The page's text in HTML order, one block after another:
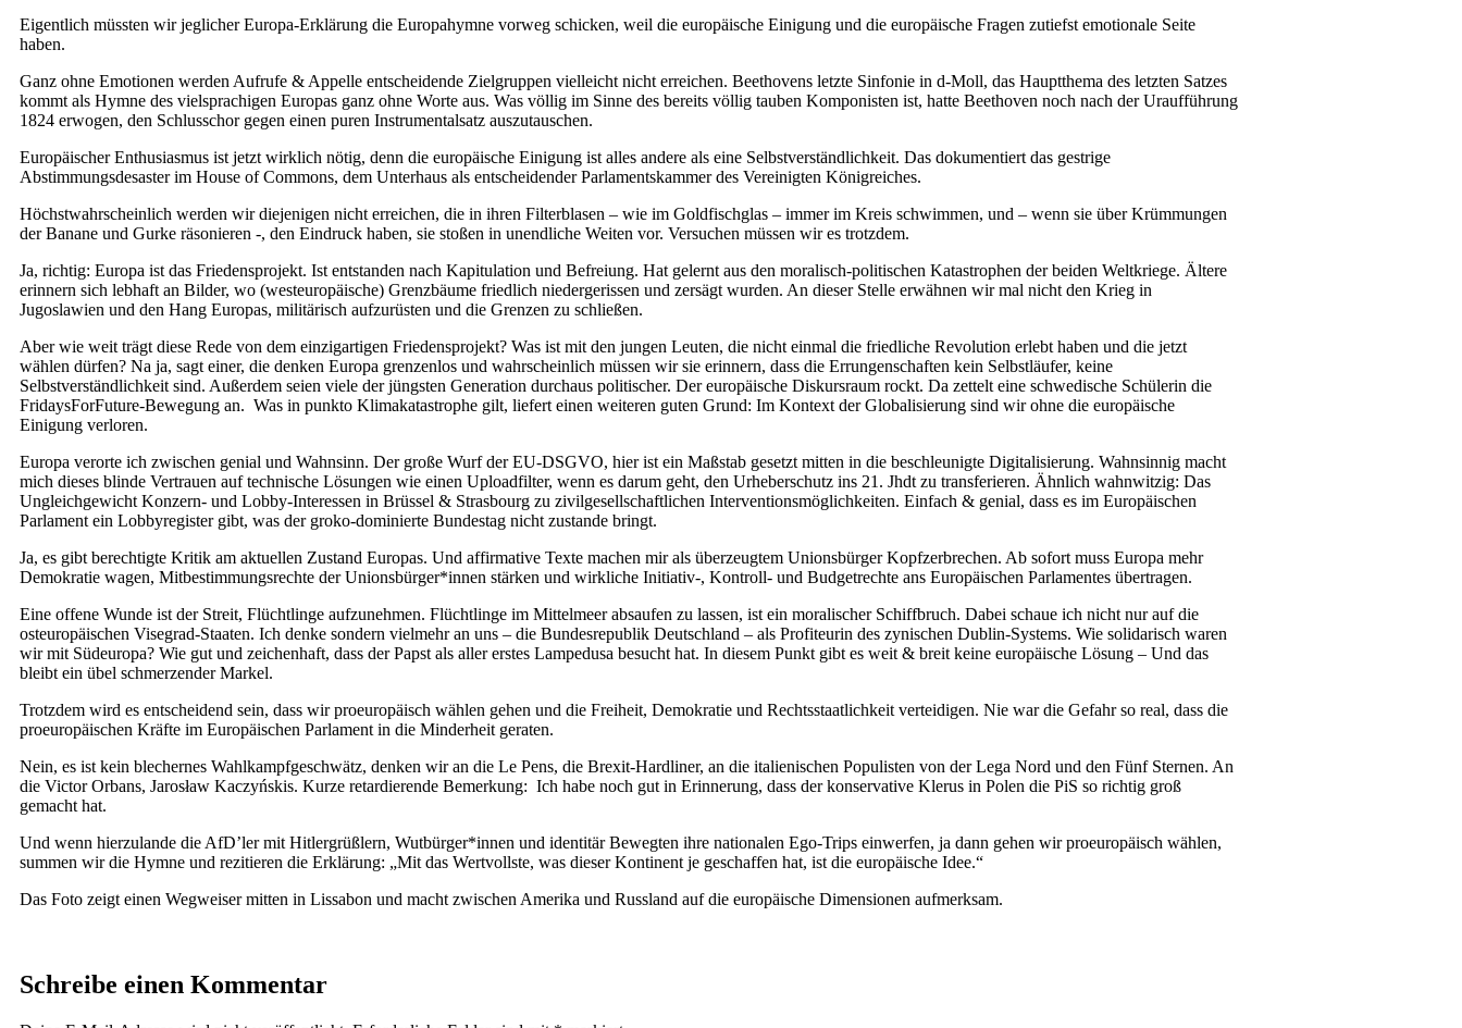
Eigentlich müssten wir jeglicher Europa-Erklärung die Europahymne vorweg schicken, weil die europäische Einigung und die europäische Fragen zutiefst emotionale Seite
haben.
Ganz ohne Emotionen werden Aufrufe & Appelle entscheidende Zielgruppen vielleicht nicht erreichen. Beethovens letzte Sinfonie in d-Moll, das Hauptthema des letzten Satzes
kommt als Hymne des vielsprachigen Europas ganz ohne Worte aus. Was völlig im Sinne des bereits völlig tauben Komponisten ist, hatte Beethoven noch nach der Uraufführung
1824 erwogen, den Schlusschor gegen einen puren Instrumentalsatz auszutauschen.
Europäischer Enthusiasmus ist jetzt wirklich nötig, denn die europäische Einigung ist alles andere als eine Selbstverständlichkeit. Das dokumentiert das gestrige
Abstimmungsdesaster im House of Commons, dem Unterhaus als entscheidender Parlamentskammer des Vereinigten Königreiches.
Höchstwahrscheinlich werden wir diejenigen nicht erreichen, die in ihren Filterblasen – wie im Goldfischglas – immer im Kreis schwimmen, und – wenn sie über Krümmungen
der Banane und Gurke räsonieren -, den Eindruck haben, sie stoßen in unendliche Weiten vor. Versuchen müssen wir es trotzdem.
Ja, richtig: Europa ist das Friedensprojekt. Ist entstanden nach Kapitulation und Befreiung. Hat gelernt aus den moralisch-politischen Katastrophen der beiden Weltkriege. Ältere
erinnern sich lebhaft an Bilder, wo (westeuropäische) Grenzbäume friedlich niedergerissen und zersägt wurden. An dieser Stelle erwähnen wir mal nicht den Krieg in
Jugoslawien und den Hang Europas, militärisch aufzurüsten und die Grenzen zu schließen.
Aber wie weit trägt diese Rede von dem einzigartigen Friedensprojekt? Was ist mit den jungen Leuten, die nicht einmal die friedliche Revolution erlebt haben und die jetzt
wählen dürfen? Na ja, sagt einer, die denken Europa grenzenlos und wahrscheinlich müssen wir sie erinnern, dass die Errungenschaften kein Selbstläufer, keine
Selbstverständlichkeit sind. Außerdem seien viele der jüngsten Generation durchaus politischer. Der europäische Diskursraum rockt. Da zettelt eine schwedische Schülerin die
FridaysForFuture-Bewegung an. Was in punkto Klimakatastrophe gilt, liefert einen weiteren guten Grund: Im Kontext der Globalisierung sind wir ohne die europäische
Einigung verloren.
Europa verorte ich zwischen genial und Wahnsinn. Der große Wurf der EU-DSGVO, hier ist ein Maßstab gesetzt mitten in die beschleunigte Digitalisierung. Wahnsinnig macht
mich dieses blinde Vertrauen auf technische Lösungen wie einen Uploadfilter, wenn es darum geht, den Urheberschutz ins 21. Jhdt zu transferieren. Ähnlich wahnwitzig: Das
Ungleichgewicht Konzern- und Lobby-Interessen in Brüssel & Strasbourg zu zivilgesellschaftlichen Interventionsmöglichkeiten. Einfach & genial, dass es im Europäischen
Parlament ein Lobbyregister gibt, was der groko-dominierte Bundestag nicht zustande bringt.
Ja, es gibt berechtigte Kritik am aktuellen Zustand Europas. Und affirmative Texte machen mir als überzeugtem Unionsbürger Kopfzerbrechen. Ab sofort muss Europa mehr
Demokratie wagen, Mitbestimmungsrechte der Unionsbürger*innen stärken und wirkliche Initiativ-, Kontroll- und Budgetrechte ans Europäischen Parlamentes übertragen.
Eine offene Wunde ist der Streit, Flüchtlinge aufzunehmen. Flüchtlinge im Mittelmeer absaufen zu lassen, ist ein moralischer Schiffbruch. Dabei schaue ich nicht nur auf die
osteuropäischen Visegrad-Staaten. Ich denke sondern vielmehr an uns – die Bundesrepublik Deutschland – als Profiteurin des zynischen Dublin-Systems. Wie solidarisch waren
wir mit Südeuropa? Wie gut und zeichenhaft, dass der Papst als aller erstes Lampedusa besucht hat. In diesem Punkt gibt es weit & breit keine europäische Lösung – Und das
bleibt ein übel schmerzender Markel.
Trotzdem wird es entscheidend sein, dass wir proeuropäisch wählen gehen und die Freiheit, Demokratie und Rechtsstaatlichkeit verteidigen. Nie war die Gefahr so real, dass die
proeuropäischen Kräfte im Europäischen Parlament in die Minderheit geraten.
Nein, es ist kein blechernes Wahlkampfgeschwätz, denken wir an die Le Pens, die Brexit-Hardliner, an die italienischen Populisten von der Lega Nord und den Fünf Sternen. An
die Victor Orbans, Jarosław Kaczyńskis. Kurze retardierende Bemerkung: Ich habe noch gut in Erinnerung, dass der konservative Klerus in Polen die PiS so richtig groß
gemacht hat.
Und wenn hierzulande die AfD’ler mit Hitlergrüßlern, Wutbürger*innen und identitär Bewegten ihre nationalen Ego-Trips einwerfen, ja dann gehen wir proeuropäisch wählen,
summen wir die Hymne und rezitieren die Erklärung: „Mit das Wertvollste, was dieser Kontinent je geschaffen hat, ist die europäische Idee.“
Das Foto zeigt einen Wegweiser mitten in Lissabon und macht zwischen Amerika und Russland auf die europäische Dimensionen aufmerksam.
Schreibe einen Kommentar